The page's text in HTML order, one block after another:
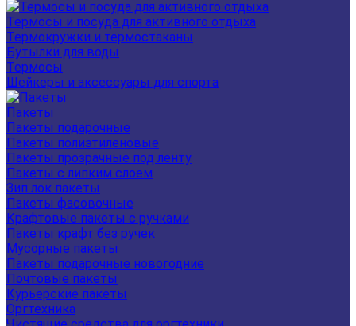
Термосы и посуда для активного отдыха
Термокружки и термостаканы
Бутылки для воды
Термосы
Шейкеры и аксессуары для спорта
Пакеты
Пакеты подарочные
Пакеты полиэтиленовые
Пакеты прозрачные под ленту
Пакеты с липким слоем
Зип лок пакеты
Пакеты фасовочные
Крафтовые пакеты с ручками
Пакеты крафт без ручек
Мусорные пакеты
Пакеты подарочные новогодние
Почтовые пакеты
Курьерские пакеты
Оргтехника